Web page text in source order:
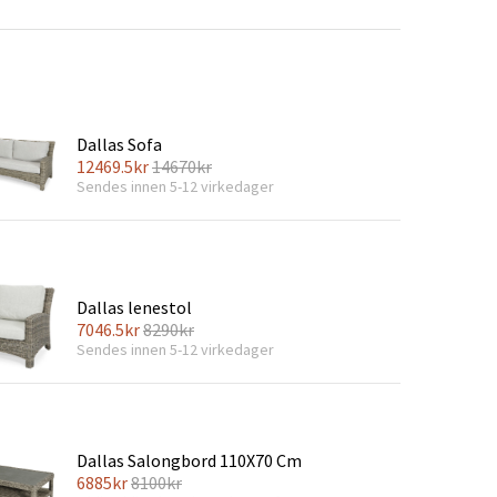
Dallas Sofa
12469.5kr14670kr
Sendes innen 5-12 virkedager
Dallas lenestol
7046.5kr8290kr
Sendes innen 5-12 virkedager
Dallas Salongbord 110X70 Cm
6885kr8100kr